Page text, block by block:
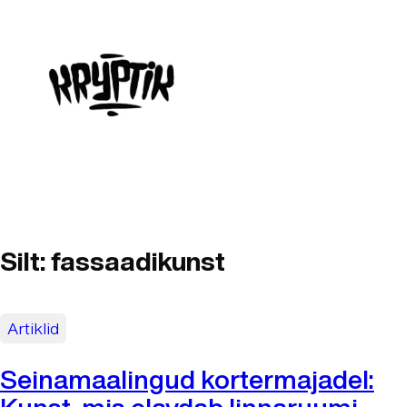
Silt:fassaadikunst
Artiklid
Seinamaalingud kortermajadel: